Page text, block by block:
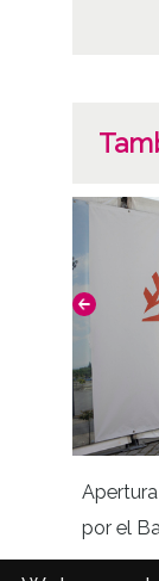
por el